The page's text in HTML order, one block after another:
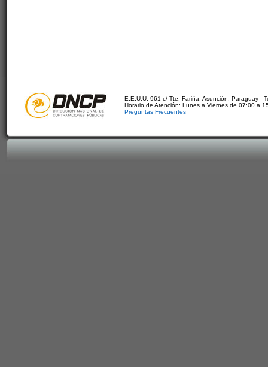
E.E.U.U. 961 c/ Tte. Fariña. Asunción, Paraguay -
Horario de Atención: Lunes a Viernes de 07:00 a
Preguntas Frecuentes